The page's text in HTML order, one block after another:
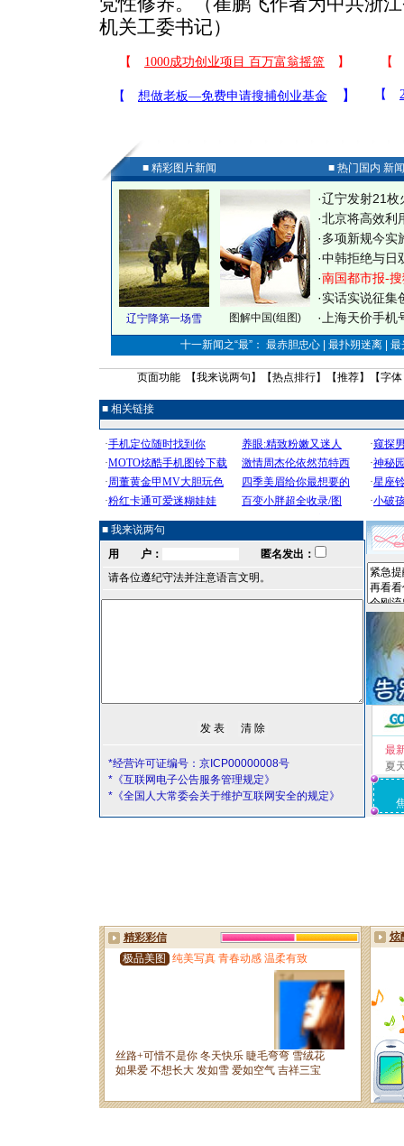
机关工委书记）
■ 精彩图片新闻 ■ 热门国内 新
辽宁降第一场雪 图解中国(组图)
·辽宁发射21枚
·北京将高效利
·多项新规今实
·中韩拒绝与日
·南国都市报-
·实话实说征集
· 上海天价手
十一新闻之“最”： 最赤胆忠心 | 最扑朔迷离 |
页面功能 【我来说两句 】【热点排行】【推荐】【字体
■ 相关链接
■ 我来说两句
用 户：
匿名发出：
请各位遵纪守法并注意语言文明。
*经营许可证编号：京ICP00000008号
*《互联网电子公告服务管理规定》
*《全国人大常委会关于维护互联网安全的规定》
最
夏